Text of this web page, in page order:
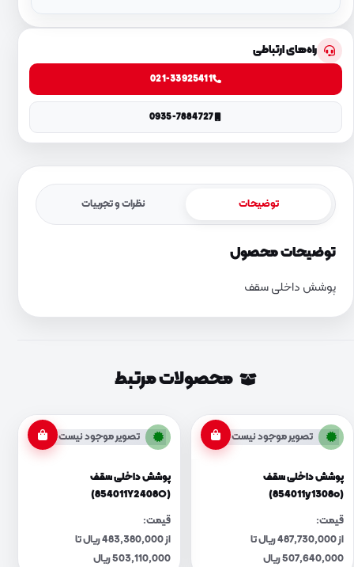
راه‌های ارتباطی
021-33925411
0935-7884727
توضیحات نظرات و تجربیات
توضیحات محصول
پوشش داخلی سقف
محصولات مرتبط
تصویر موجود نیست
پوشش داخلی سقف
(854011y1308o)
قیمت:
از 487,730,000 ریال تا
507,640,000 ریال
تصویر موجود نیست
پوشش داخلی سقف
(854011Y2408O)
قیمت:
از 483,380,000 ریال تا
503,110,000 ریال